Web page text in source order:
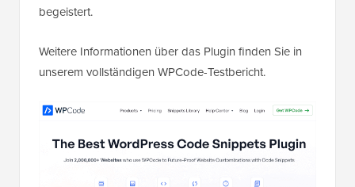
begeistert.
Weitere Informationen über das Plugin finden Sie in
unserem vollständigen WPCode-Testbericht.